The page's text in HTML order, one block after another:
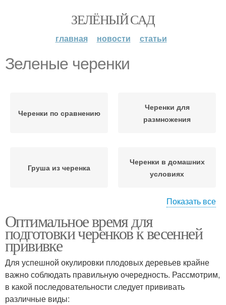
ЗЕЛЁНЫЙ САД
главная новости статьи
Зеленые черенки
Черенки по сравнению
Черенки для
размножения
Груша из черенка
Черенки в домашних
условиях
Зеленые корневы Черенки в почву
Зеленое черенкование Уход за черенками
Показать все
Оптимальное время для
подготовки черенков к весенней
прививке
Для успешной окулировки плодовых деревьев крайне
важно соблюдать правильную очередность. Рассмотрим,
в какой последовательности следует прививать
различные виды: